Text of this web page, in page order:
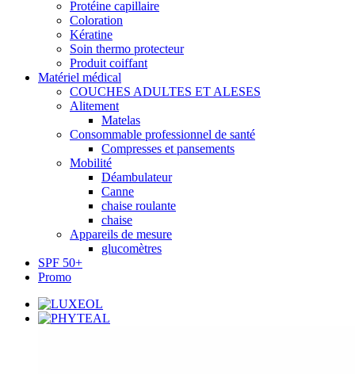
Protéine capillaire
Coloration
Kératine
Soin thermo protecteur
Produit coiffant
Matériel médical
COUCHES ADULTES ET ALESES
Alitement
Matelas
Consommable professionnel de santé
Compresses et pansements
Mobilité
Déambulateur
Canne
chaise roulante
chaise
Appareils de mesure
glucomètres
SPF 50+
Promo